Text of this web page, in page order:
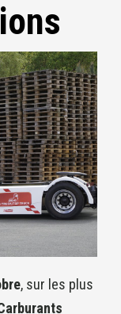
, sur les plus